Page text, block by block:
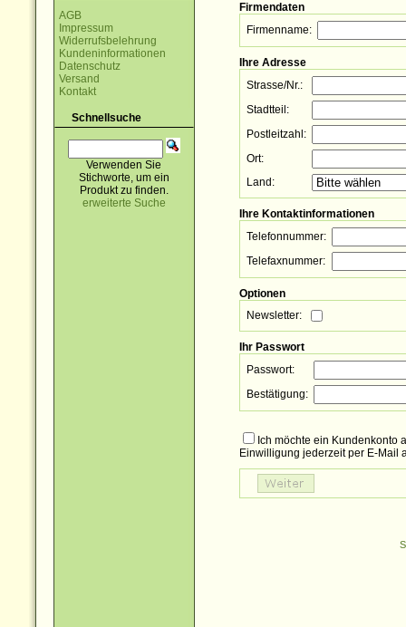
AGB
Impressum
Widerrufsbelehrung
Kundeninformationen
Datenschutz
Versand
Kontakt
Schnellsuche
Verwenden Sie
Stichworte, um ein
Produkt zu finden.
erweiterte Suche
Firmendaten
Firmenname:
Ihre Adresse
Strasse/Nr.:
Stadtteil:
Postleitzahl:
Ort:
Land:
Ihre Kontaktinformationen
Telefonnummer:
Telefaxnummer:
Optionen
Newsletter:
Ihr Passwort
Passwort:
Bestätigung:
Ich möchte ein Kundenkonto
Einwilligung jederzeit per E-Mail